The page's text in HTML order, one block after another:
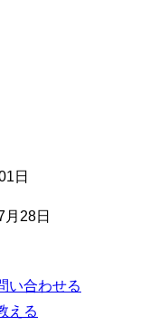
日
28日
い合わせる
える